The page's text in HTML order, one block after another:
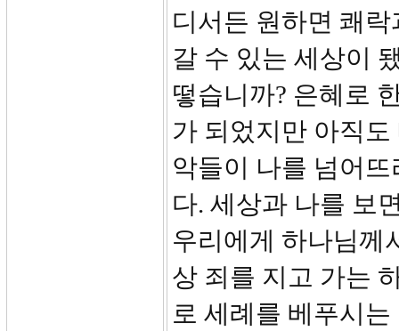
디서든 원하면 쾌
갈 수 있는 세상이
떻습니까? 은혜로
가 되었지만 아직
악들이 나를 넘어
다. 세상과 나를 보
우리에게 하나님께
상 죄를 지고 가는
로 세례를 베푸시